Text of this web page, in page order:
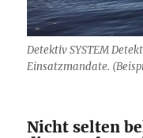
Detektiv SYSTEM
Einsatzmandate.
Nicht selten